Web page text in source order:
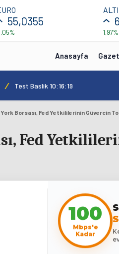
55,0355
1,97%
Anasayfa
/ Test Baslik 10:16:19
Fed
100
Mbps'e
Kadar